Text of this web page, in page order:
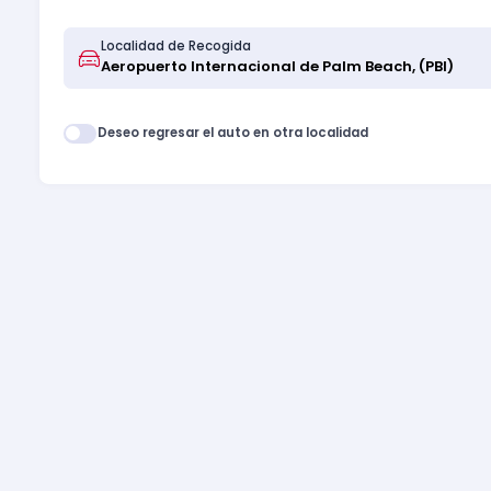
Localidad de Recogida
Deseo regresar el auto en otra localidad